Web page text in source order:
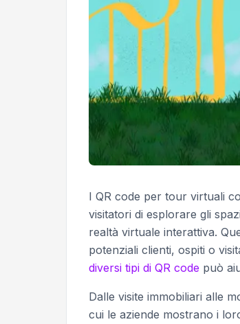
I QR code per tour virtuali
visitatori di esplorare gli
realtà virtuale interattiva.
potenziali clienti, ospiti o
diversi tipi di QR code può
Dalle visite immobiliari alle
cui le aziende mostrano i